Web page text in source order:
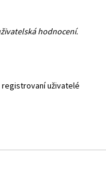
hodnocení.
uživatelé